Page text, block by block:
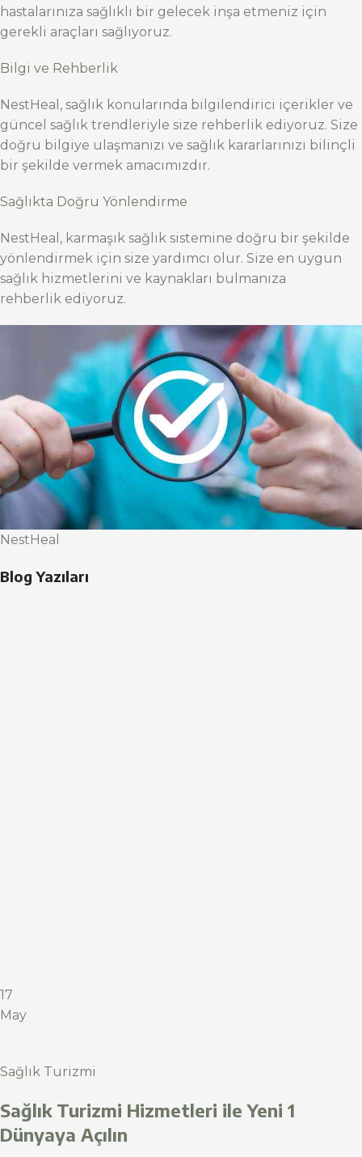
hastalarınıza sağlıklı bir gelecek inşa etmeniz için
gerekli araçları sağlıyoruz.
Bilgi ve Rehberlik
NestHeal, sağlık konularında bilgilendirici içerikler ve
güncel sağlık trendleriyle size rehberlik ediyoruz. Size
doğru bilgiye ulaşmanızı ve sağlık kararlarınızı bilinçli
bir şekilde vermek amacımızdır.
Sağlıkta Doğru Yönlendirme
NestHeal, karmaşık sağlık sistemine doğru bir şekilde
yönlendirmek için size yardımcı olur. Size en uygun
sağlık hizmetlerini ve kaynakları bulmanıza
rehberlik ediyoruz.
NestHeal
Blog Yazıları
17
May
Sağlık Turizmi
Sağlık Turizmi Hizmetleri ile Yeni 1
Dünyaya Açılın